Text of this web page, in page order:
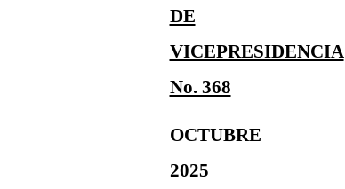
DE
VICEPRESIDENCIA
No. 368
OCTUBRE
2025